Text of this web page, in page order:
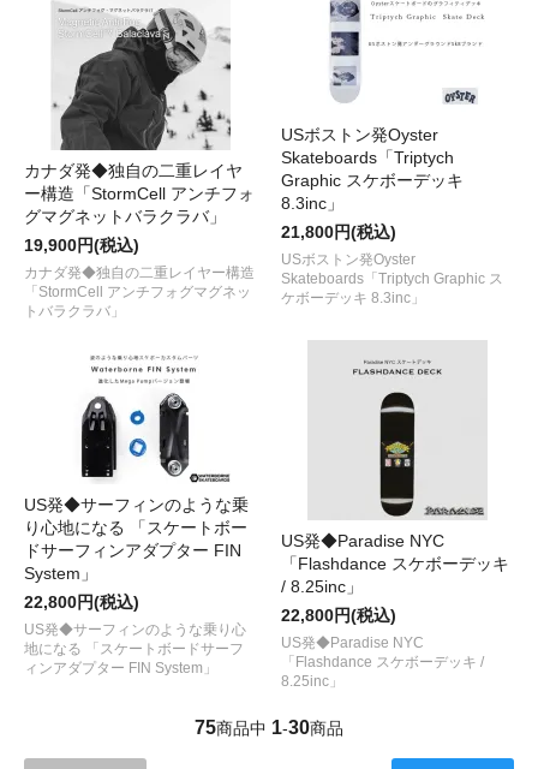
カナダ発◆独自の二重レイヤ
ー構造「StormCell アンチフォ
グマグネットバラクラバ」
19,900円(税込)
カナダ発◆独自の二重レイヤー構造
「StormCell アンチフォグマグネッ
トバラクラバ」
USボストン発Oyster
Skateboards「Triptych
Graphic スケボーデッキ
8.3inc」
21,800円(税込)
USボストン発Oyster
Skateboards「Triptych Graphic ス
ケボーデッキ 8.3inc」
US発◆サーフィンのような乗
り心地になる 「スケートボー
ドサーフィンアダプター FIN
System」
22,800円(税込)
US発◆サーフィンのような乗り心
地になる 「スケートボードサーフ
ィンアダプター FIN System」
US発◆Paradise NYC
「Flashdance スケボーデッキ
/ 8.25inc」
22,800円(税込)
US発◆Paradise NYC
「Flashdance スケボーデッキ /
8.25inc」
75商品中 1-30商品